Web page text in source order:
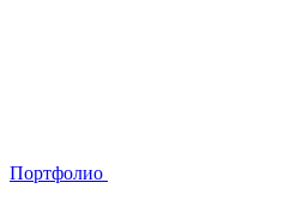
Портфолио